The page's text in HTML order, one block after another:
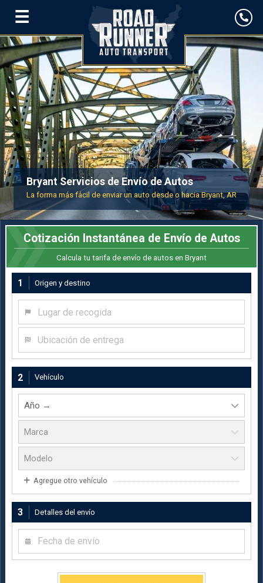
☰
Bryant Servicios de Envío de Autos
La forma más fácil de enviar un auto desde o hacia Bryant, AR
Cotización Instantánea de Envío de Autos
Calcula tu tarifa de envío de autos en Bryant
1 Origen y destino
2 Vehículo
Agregue otro vehículo
3 Detalles del envío